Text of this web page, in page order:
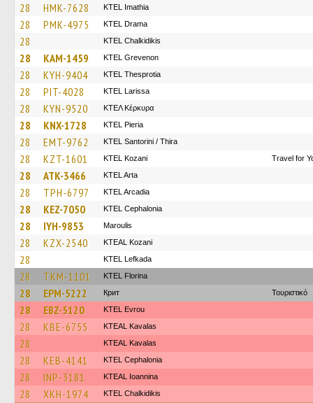
28 HMK-7628 KTEL Imathia
28 PMK-4975 KTEL Drama
28 ΚΤΕL Chalkidikis
28 KAM-1459 ΚΤΕL Grevenon
28 KYH-9404 KTEL Thesprotia
28 PIT-4028 KTEL Larissa
28 KYN-9520 ΚΤΕΛ Κέρκυρα
28 KNX-1728 KTEL Pieria
28 EMT-9762 KTEL Santorini / Thira
28 KZT-1601 ΚΤΕL Kozani Travel for
28 ATK-3466 KTEL Arta
28 TPH-6797 KTEL Arcadia
28 KEZ-7050 KTEL Cephalonia
28 IYH-9853 Maroulis
28 KZX-2540 KTEAL Kozani
28 KTEL Lefkada
28 TKM-1101 KTEL Florina
28 EPM-5222 Крит Τουριστικό
28 EBZ-5120 KTEL Evrou
28 KBE-6755 KTEAL Kavalas
28 KTEAL Kavalas
28 KEB-4141 KTEL Cephalonia
28 INP-3181 KTEAL Ioannina
28 XKH-1974 ΚΤΕL Chalkidikis